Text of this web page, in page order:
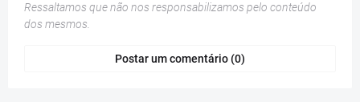
Ressaltamos que não nos responsabilizamos pelo conteúdo
dos mesmos.
Postar um comentário (0)